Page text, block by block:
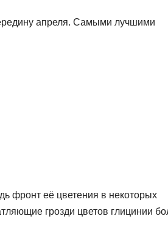
апреля. Самыми лучшими
фронт её цветения в некоторых
грозди цветов глицинии